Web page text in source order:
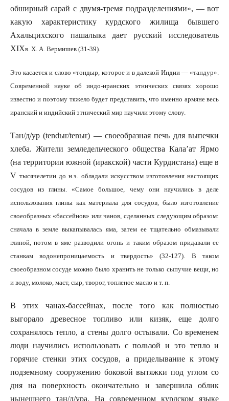
обширный сарай с двумя-тремя подразделениями», — вот
какую характеристику курдского жилища бывшего
Ахальцихского пашалыка дает русский исследователь
XIXв. Х. А. Вермишев (31-39).
Это касается и слово «тондыр, которое и в далекой Индии — «тандур».
Современной науке об индо-иранских этнических связях хорошо
известно и поэтому тяжело будет представить, что именно армяне весь
иранский и индийский этнический мир научили этому слову.
Тан/д/ур (tendыr/tenыr) — своеобразная печь для выпечки
хлеба. Жители земледельческого общества Кала’ат Ярмо
(на территории южной (иракской) части Курдистана) еще в
V тысячелетии до н.э. обладали искусством изготовления настоящих
сосудов из глины. «Самое большое, чему они научились в деле
использования глины как материала для сосудов, было изготовление
своеобразных «бассейнов» или чанов, сделанных следующим образом:
сначала в земле выкапывалась яма, затем ее тщательно обмазывали
глиной, потом в яме разводили огонь и таким образом придавали ее
станкам водонепроницаемость и твердость» (32-127). В таком
своеобразном сосуде можно было хранить не только сыпучие вещи, но
и воду, молоко, маст, сыр, творог, топленое масло и т. п.
В этих чанах-бассейнах, после того как полностью
выгорало древесное топливо или кизяк, еще долго
сохранялось тепло, а стены долго остывали. Со временем
люди научились использовать с пользой и это тепло и
горячие стенки этих сосудов, а приделывание к этому
подземному сооружению боковой вытяжки под углом со
дня на поверхность окончательно и завершила облик
нынешнего тан/д/ура. На современном курдском языке